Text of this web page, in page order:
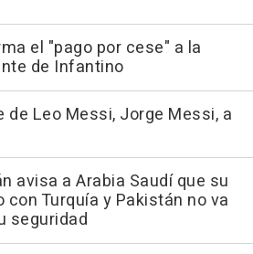
el "pago por cese" a la
de Infantino
de Leo Messi, Jorge Messi, a
avisa a Arabia Saudí que su
con Turquía y Pakistán no va
seguridad